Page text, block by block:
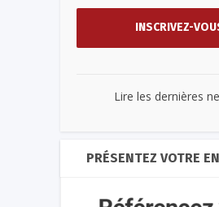
Lire les dernières
PRÉSENTEZ VOTRE